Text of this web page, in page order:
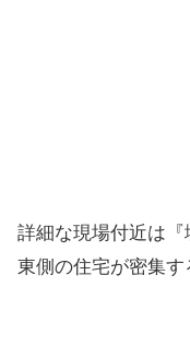
詳細な現場付近は
東側の住宅が密集す